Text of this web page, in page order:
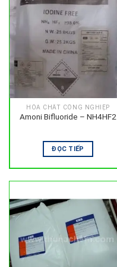
HÓA CHẤT CÔNG NGHIỆP
Amoni Bifluoride – NH4HF2
ĐỌC TIẾP